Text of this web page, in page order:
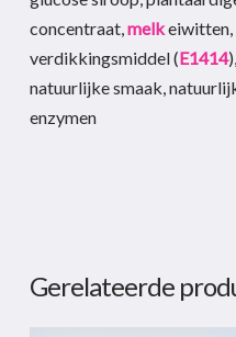
concentraat,melkeiwitten,
verdikkingsmiddel (E1414
natuurlijke smaak,
enzymen
Gerelateerde